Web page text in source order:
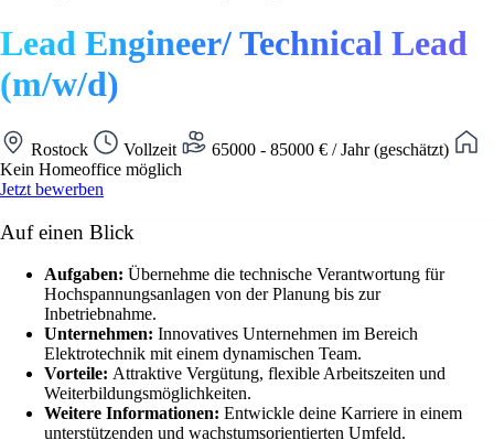
Lead Engineer/ Technical Lead
(m/w/d)
Rostock Vollzeit
65000 - 85000 € / Jahr (geschätzt)
Kein Homeoffice möglich
Jetzt bewerben
Auf einen Blick
Aufgaben: Übernehme die technische Verantwortung für
Hochspannungsanlagen von der Planung bis zur
Inbetriebnahme.
Unternehmen: Innovatives Unternehmen im Bereich
Elektrotechnik mit einem dynamischen Team.
Vorteile: Attraktive Vergütung, flexible Arbeitszeiten und
Weiterbildungsmöglichkeiten.
Weitere Informationen: Entwickle deine Karriere in einem
unterstützenden und wachstumsorientierten Umfeld.